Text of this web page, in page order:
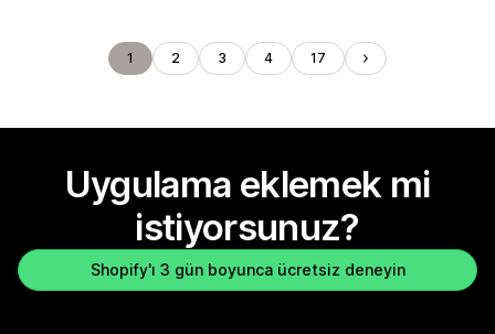
1 2 3 4 17
Uygulama eklemek mi
istiyorsunuz?
Shopify'ı 3 gün boyunca ücretsiz deneyin